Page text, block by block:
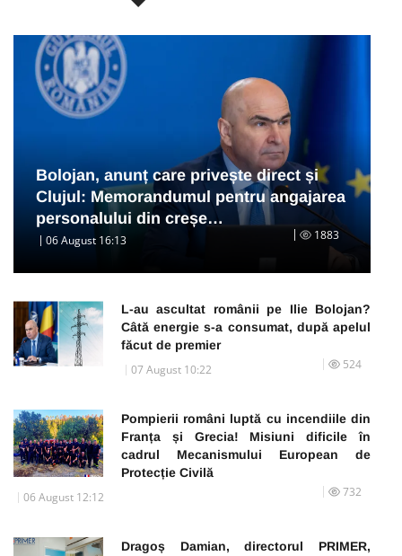
Bolojan, anunț care privește direct și
Clujul: Memorandumul pentru angajarea
personalului din creșe…
06 August 16:13 1883
L-au ascultat românii pe Ilie Bolojan?
Câtă energie s-a consumat, după apelul
făcut de premier
07 August 10:22 524
Pompierii români luptă cu incendiile din
Franța și Grecia! Misiuni dificile în
cadrul Mecanismului European de
Protecție Civilă
06 August 12:12 732
Dragoș Damian, directorul PRIMER,